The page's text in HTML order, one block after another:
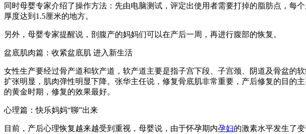
同时母婴专家介绍了操作方法：先由电脑测试，评定出使用者需要打掉的脂肪点，
厚度达到1.5厘米的地方。
另外，母婴专家提醒说，剖腹产的妈妈们可以在产后一周，再进行腹部的恢复。
盆底肌肉篇：收紧盆底肌 进入新生活
女性生产要经过骨产道和软产道，软产道主要是指子宫下段、子宫颈、阴道及骨盆的
扩张明显，肌肉弹性明显下降。张华主任说，修复骨底肌非常重要，产后修复的目的
的黄金时期，修复的效果最好。
心理篇：快乐妈妈“聊”出来
目前，产后心理恢复越来越受到重视，母婴说，由于怀孕期内孕妇的激素水平发生了